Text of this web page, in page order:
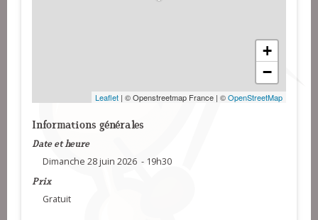
+
−
Leaflet | © Openstreetmap France | ©OpenStreetMap
Informations générales
Date et heure
Dimanche 28 juin 2026 - 19h30
Prix
Gratuit